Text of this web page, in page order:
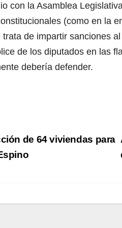
con la Asamblea
(como en la
de impartir sanciones
de los diputados en las
debería defender.
de 64 viviendas para